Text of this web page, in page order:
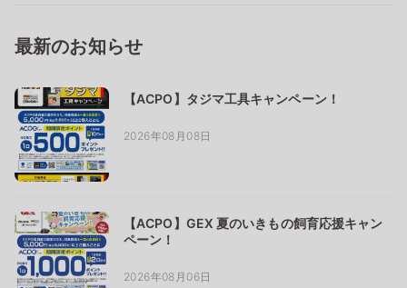
最新のお知らせ
【ACPO】タジマ工具キャンペーン！
2026年08月08日
【ACPO】GEX 夏のいきもの飼育応援キャン
ペーン！
2026年08月06日